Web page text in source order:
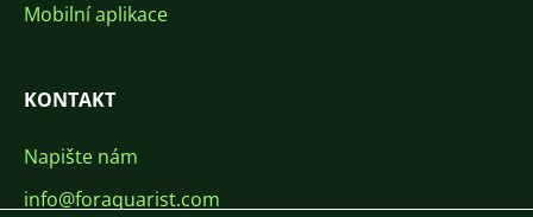
Mobilní aplikace
KONTAKT
Napište nám
info@foraquarist.com